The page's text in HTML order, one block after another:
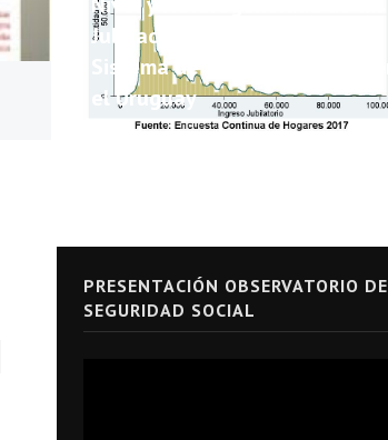
Jubilaciones y Pensiones del
Sistema de Seguridad Social en
el Uruguay
PRESENTACIÓN OBSERVATORIO DE
SEGURIDAD SOCIAL